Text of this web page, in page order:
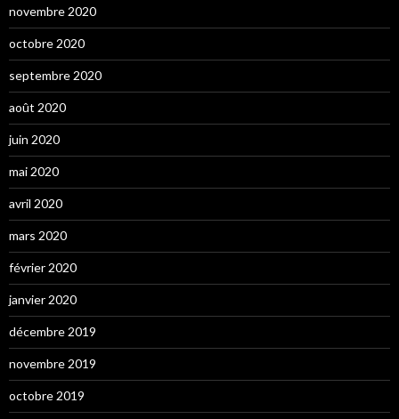
novembre 2020
octobre 2020
septembre 2020
août 2020
juin 2020
mai 2020
avril 2020
mars 2020
février 2020
janvier 2020
décembre 2019
novembre 2019
octobre 2019